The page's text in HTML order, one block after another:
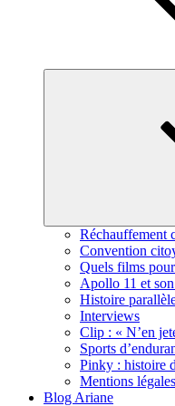
Réchauffement
Convention
Quels films
Apollo 11 et
Histoire
Interviews
Clip : « N’en
Sports
Pinky : histoire
Mentions légales
Blog Ariane